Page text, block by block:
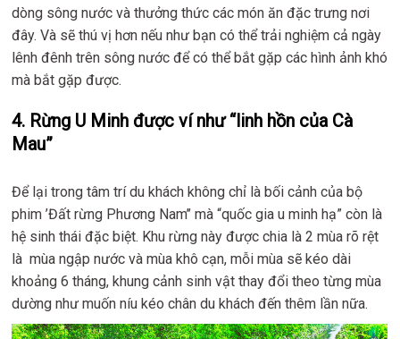
dòng sông nước và thưởng thức các món ăn đặc trưng nơi
đây. Và sẽ thú vị hơn nếu như bạn có thể trải nghiệm cả ngày
lênh đênh trên sông nước để có thể bắt gặp các hình ảnh khó
mà bắt gặp được.
4. Rừng U Minh được ví như “linh hồn của Cà
Mau”
Để lại trong tâm trí du khách không chỉ là bối cảnh của bộ
phim ’Đất rừng Phương Nam’’ mà “quốc gia u minh hạ” còn là
hệ sinh thái đặc biệt. Khu rừng này được chia là 2 mùa rõ rệt
là mùa ngập nước và mùa khô cạn, mỗi mùa sẽ kéo dài
khoảng 6 tháng, khung cảnh sinh vật thay đổi theo từng mùa
dường như muốn níu kéo chân du khách đến thêm lần nữa.